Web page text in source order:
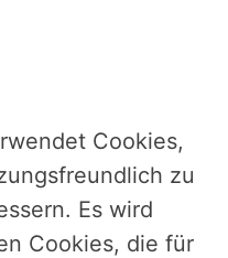
Cookies,
zu
Es wird
Cookies, die für